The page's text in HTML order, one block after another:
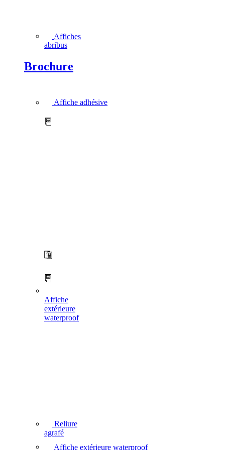
Affiches
abribus
Brochure
Reliure
agrafé
Affiche
extérieure
waterproof
Affiche adhésive
Affiche extérieure waterproof